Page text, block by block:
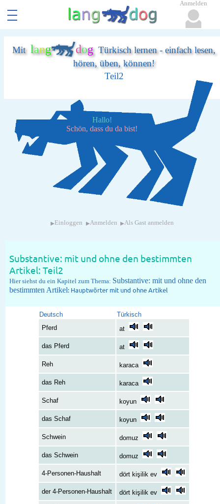
Mit lang dogTürkisch lernen - einfach lesen,
hören, üben, können!
Teil2
Hallo!
Schön, dass du da bist!
▸ Einloggen ▸Anmelden ▸Als Gast anmelden
Substantive: mit und ohne den bestimmten
Artikel: Teil2
Hier siehst du ein Kapitel zum Thema: Substantive: mit und ohne den
bestimmten Artikel: Hauptwörter mit und ohne Artikel
Deutsch
Türkisch
Pferd
at
das Pferd at
Reh karaca
das Reh karaca
Schaf koyun
das Schaf koyun
Schwein domuz
das Schwein domuz
4-Personen-Haushalt dört kişilik ev
der 4-Personen-Haushalt dört kişilik ev
Anmelden